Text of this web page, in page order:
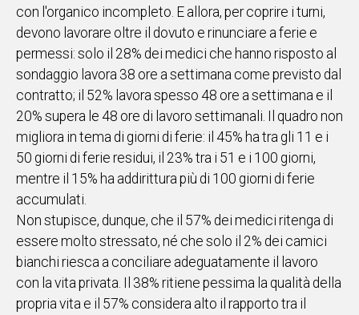
con l'organico incompleto. E allora, per coprire i turni,
devono lavorare oltre il dovuto e rinunciare a ferie e
permessi: solo il 28% dei medici che hanno risposto al
sondaggio lavora 38 ore a settimana come previsto dal
contratto; il 52% lavora spesso 48 ore a settimana e il
20% supera le 48 ore di lavoro settimanali. Il quadro non
migliora in tema di giorni di ferie: il 45% ha tra gli 11 e i
50 giorni di ferie residui, il 23% tra i 51 e i 100 giorni,
mentre il 15% ha addirittura più di 100 giorni di ferie
accumulati.
Non stupisce, dunque, che il 57% dei medici ritenga di
essere molto stressato, né che solo il 2% dei camici
bianchi riesca a conciliare adeguatamente il lavoro
con la vita privata. Il 38% ritiene pessima la qualità della
propria vita e il 57% considera alto il rapporto tra il